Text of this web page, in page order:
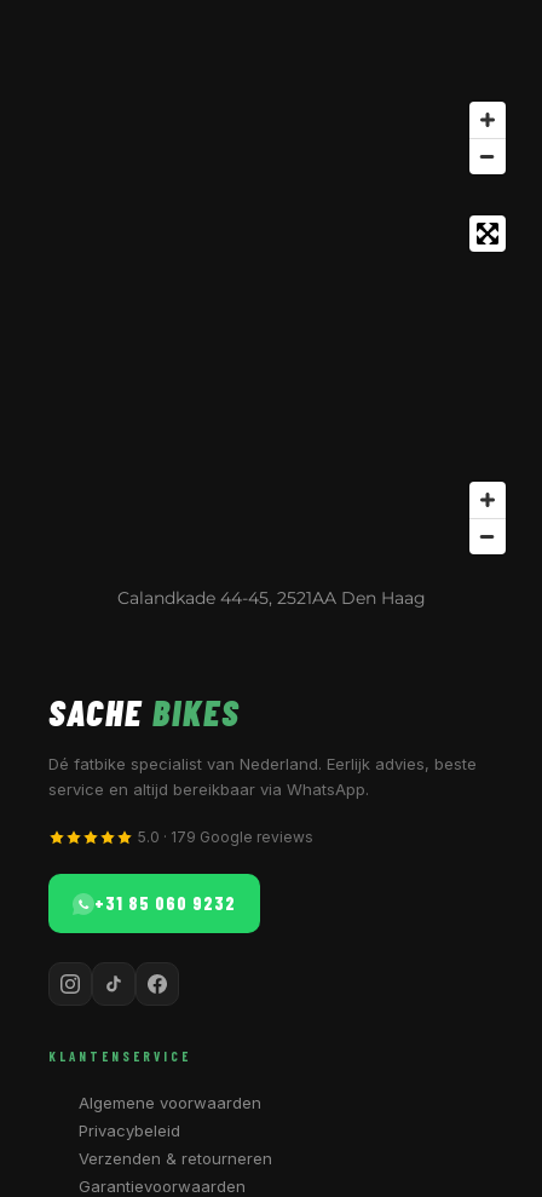
Calandkade 44-45, 2521AA Den Haag
SACHE BIKES
Dé fatbike specialist van Nederland. Eerlijk advies, beste
service en altijd bereikbaar via WhatsApp.
5.0 · 179 Google reviews
+31 85 060 9232
KLANTENSERVICE
Algemene voorwaarden
Privacybeleid
Verzenden & retourneren
Garantievoorwaarden